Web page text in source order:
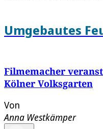
Umgebautes
Filmemacher
Kölner Volksgarten
Von
Anna Westkämper